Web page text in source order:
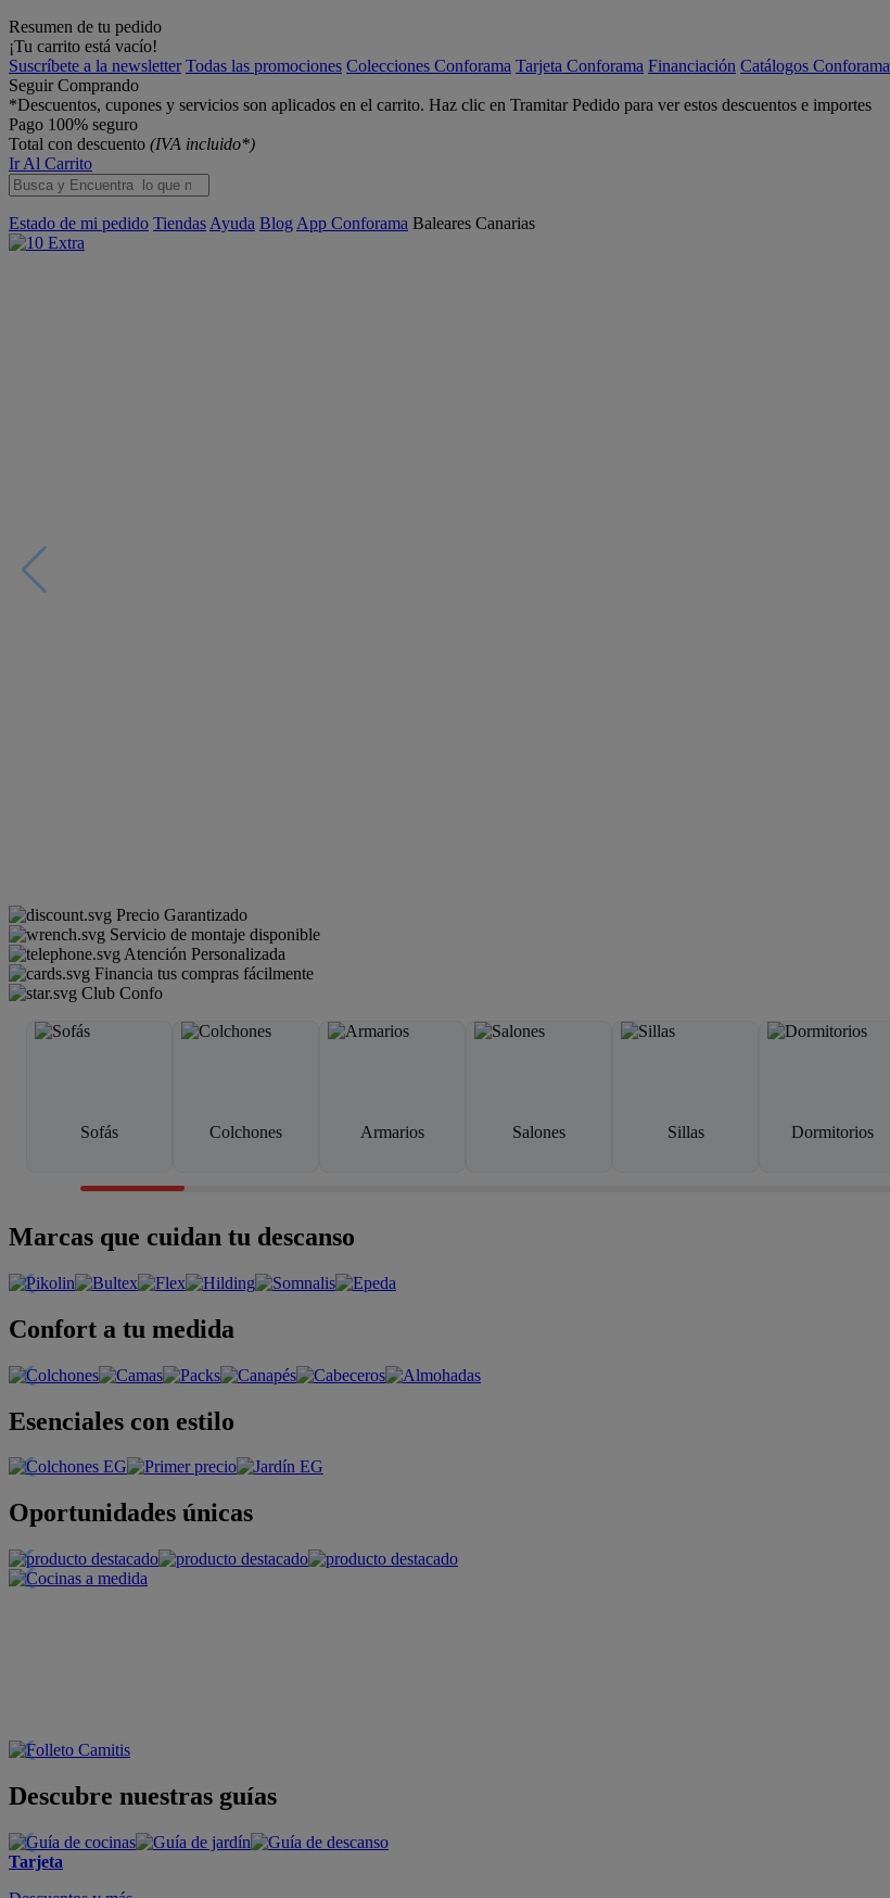
Resumen de tu pedido
¡Tu carrito está vacío!
Suscríbete a la newsletter Todas las promociones Colecciones Conforama Tarjeta Conforama Financiación Catálogos Conforama
Seguir Comprando
*Descuentos, cupones y servicios son aplicados en el carrito. Haz clic en Tramitar Pedido para ver estos descuentos e importes
Pago 100% seguro
Total con descuento (IVA incluido*)
Ir Al Carrito
Estado de mi pedido Tiendas Ayuda Blog App Conforama Baleares Canarias
Precio Garantizado
Servicio de montaje disponible
Atención Personalizada
Financia tus compras fácilmente
Club Confo
Sofás Colchones Armarios Salones Sillas Dormitorios
Marcas que cuidan tu descanso
Confort a tu medida
Esenciales con estilo
Oportunidades únicas
Descubre nuestras guías
Tarjeta